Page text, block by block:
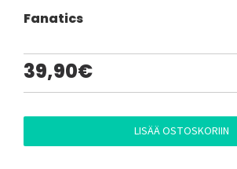
Fanatics
39,90€
LISÄÄ OSTOSKORIIN